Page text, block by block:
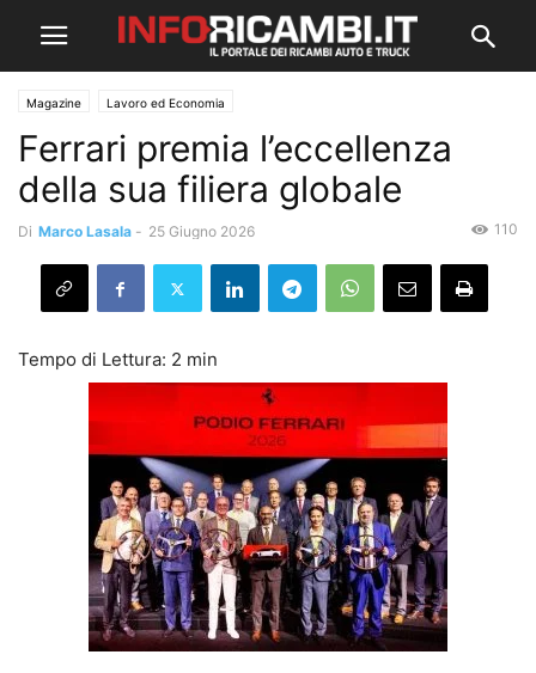
Magazine Lavoro ed Economia
Ferrari premia l’eccellenza
della sua filiera globale
Di Marco Lasala - 25 Giugno 2026 110